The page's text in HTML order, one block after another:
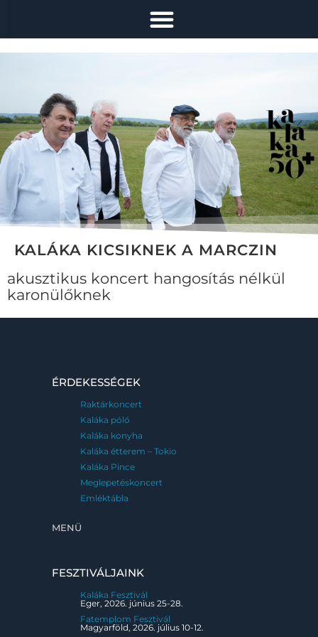
KALÁKA KICSIKNEK A MARCZIN
akusztikus koncert hangosítás nélkül
karonülőknek
ÉRDEKESSÉGEK
Raktárkoncert
Kaláka póló
Kaláka konyha
Kaláka étterem – Tokio
Kaláka Pince
Meglepetéskoncert
Emléktábla
MENÜ
FESZTIVÁLJAINK
Kaláka Fesztivál
Eger, 2026. június 25-28.
Fatemplom Fesztivál
Magyarföld, 2026. július 10-12.